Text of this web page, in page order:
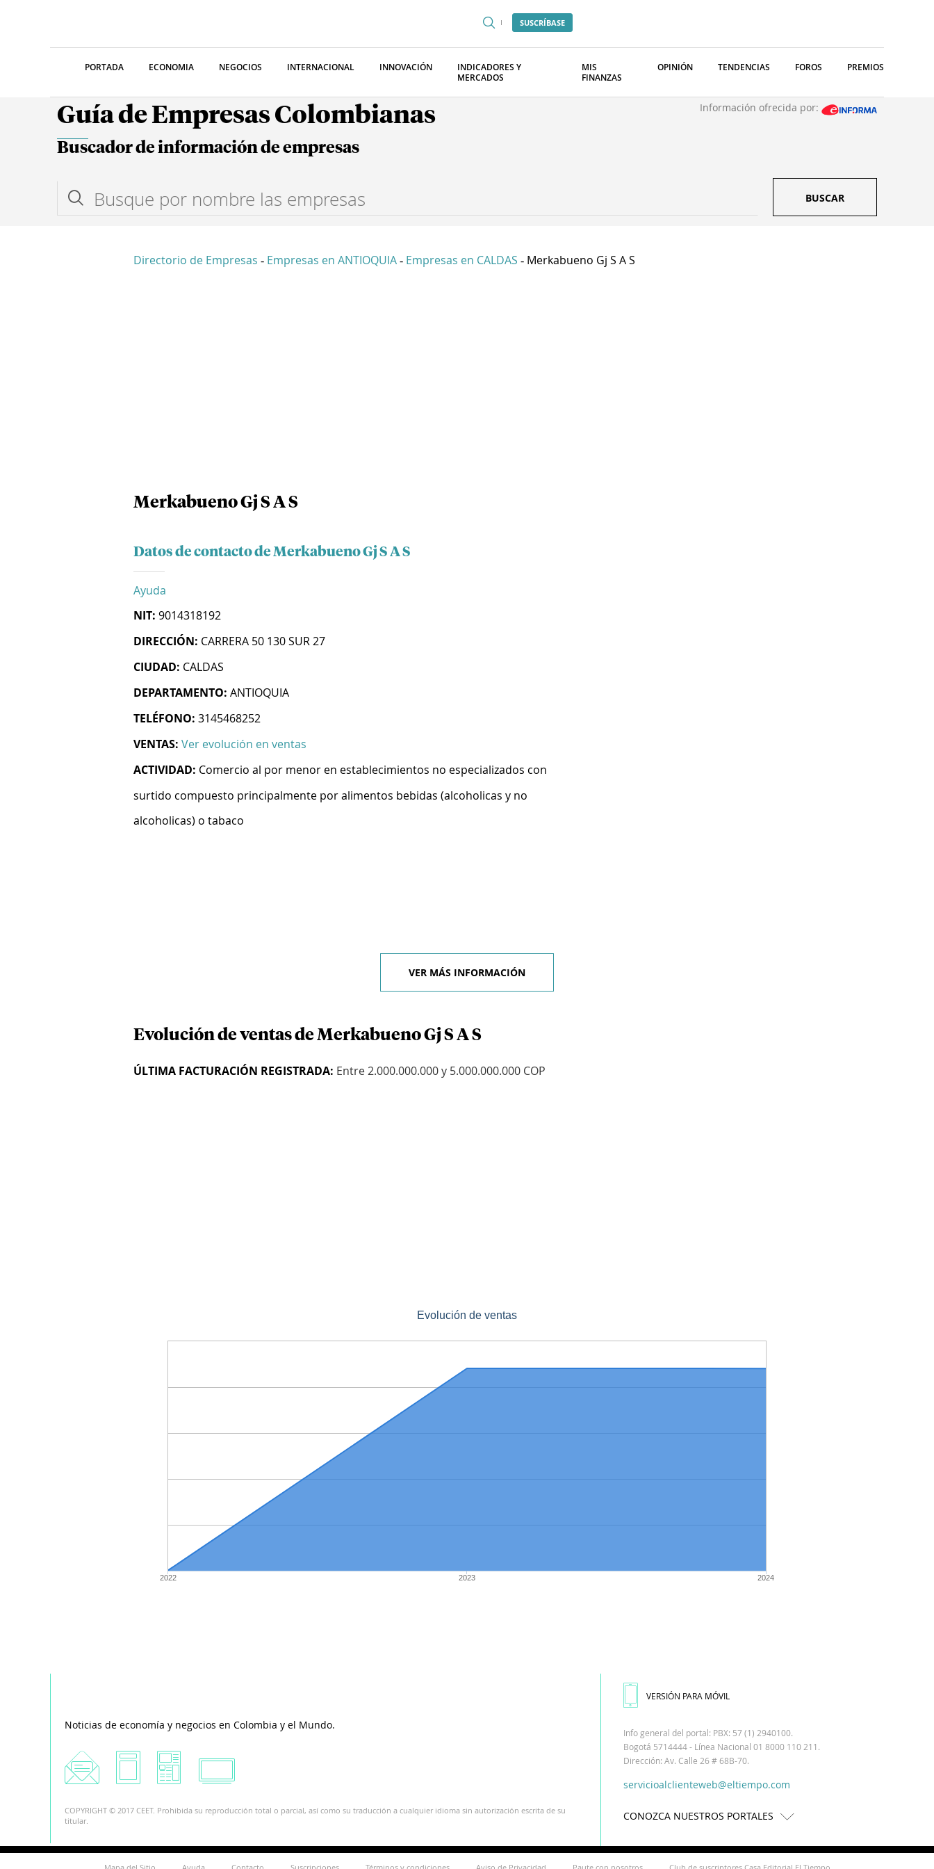
SUSCRÍBASE
PORTADA ECONOMIA NEGOCIOS INTERNACIONAL INNOVACIÓN
INDICADORES Y
MERCADOS
MIS
FINANZAS
OPINIÓN TENDENCIAS FOROS PREMIOS
Guía de Empresas Colombianas Información ofrecida por:
Buscador de información de empresas
BUSCAR
Directorio de Empresas - Empresas en ANTIOQUIA - Empresas en CALDAS - Merkabueno Gj S A S
Merkabueno Gj S A S
Datos de contacto de Merkabueno Gj S A S
Ayuda
NIT: 9014318192
DIRECCIÓN: CARRERA 50 130 SUR 27
CIUDAD: CALDAS
DEPARTAMENTO: ANTIOQUIA
TELÉFONO: 3145468252
VENTAS: Ver evolución en ventas
ACTIVIDAD: Comercio al por menor en establecimientos no especializados con
surtido compuesto principalmente por alimentos bebidas (alcoholicas y no
alcoholicas) o tabaco
VER MÁS INFORMACIÓN
Evolución de ventas de Merkabueno Gj S A S
ÚLTIMA FACTURACIÓN REGISTRADA: Entre 2.000.000.000 y 5.000.000.000 COP
Evolución de ventas
2022 2023 2024
Noticias de economía y negocios en Colombia y el Mundo.
COPYRIGHT © 2017 CEET. Prohibida su reproducción total o parcial, así como su traducción a cualquier idioma sin autorización escrita de su
titular.
VERSIÓN PARA MÓVIL
Info general del portal: PBX: 57 (1) 2940100.
Bogotá 5714444 - Línea Nacional 01 8000 110 211.
Dirección: Av. Calle 26 # 68B-70.
servicioalclienteweb@eltiempo.com
CONOZCA NUESTROS PORTALES